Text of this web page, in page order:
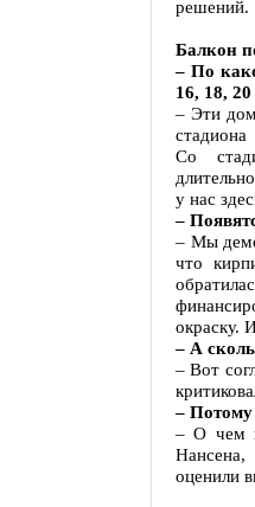
решений.
Балкон
– По
16, 18,
– Эти
Со
у нас
–
– Мы
что
окраску.
– А
– Вот
– Потому
– О чем
Нансена,
оценили